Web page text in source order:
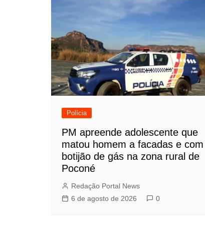
Polícia
PM apreende adolescente que
matou homem a facadas e com
botijão de gás na zona rural de
Poconé
Redação Portal News
6 de agosto de 2026
0